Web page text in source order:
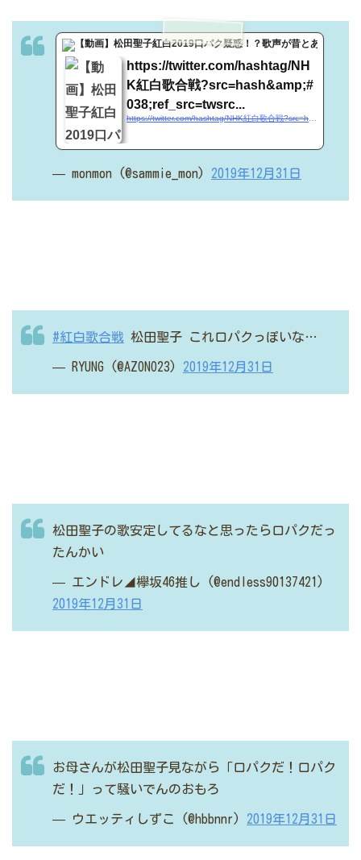
https://twitter.com/hashtag/NH
K紅白歌合戦?src=hash&amp;#
038;ref_src=twsrc...
https://twitter.com/hashtag/NHK紅白歌合戦?src=hash&amp;#038;ref_src=twsrc^tfw
— monmon (@sammie_mon) 2019年12月31日
#紅白歌合戦 松田聖子 これ口パクっぽいな…
— RYUNG (@AZONO23) 2019年12月31日
松田聖子の歌安定してるなと思ったら口パクだっ
たんかい
— エンドレ◢欅坂46推し (@endless90137421)
2019年12月31日
お母さんが松田聖子見ながら「口パクだ！口パク
だ！」って騒いでんのおもろ
— ウエッティしずこ (@hbbnnr) 2019年12月31日